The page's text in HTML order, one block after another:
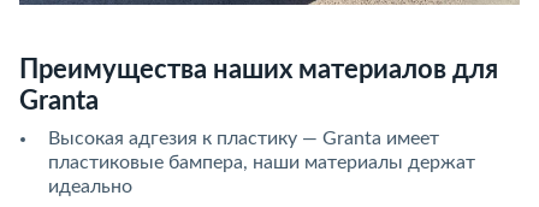
Преимущества наших материалов для
Granta
Высокая адгезия к пластику — Granta имеет
пластиковые бампера, наши материалы держат
идеально